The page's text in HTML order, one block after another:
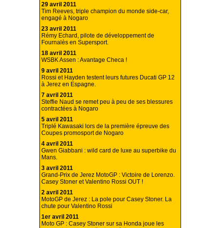
29 avril 2011
Tim Reeves, triple champion du monde side-car,
engagé à Nogaro
23 avril 2011
Rémy Echard, pilote de développement de
Fournalès en Supersport.
18 avril 2011
WSBK Assen : Avantage Checa !
9 avril 2011
Rossi et Hayden testent leurs futures Ducati GP 12
à Jerez en Espagne.
7 avril 2011
Steffie Naud se remet peu à peu de ses blessures
contractées à Nogaro
5 avril 2011
Triplé Kawasaki lors de la première épreuve des
Coupes promosport de Nogaro
4 avril 2011
Gwen Giabbani : wild card de luxe au superbike du
Mans.
3 avril 2011
Grand-Prix de Jerez MotoGP : Victoire de Lorenzo.
Casey Stoner et Valentino Rossi OUT !
2 avril 2011
MotoGP de Jerez : La pole pour Casey Stoner. La
chute pour Valentino Rossi
1er avril 2011
Moto GP : Casey Stoner sur sa Honda joue les